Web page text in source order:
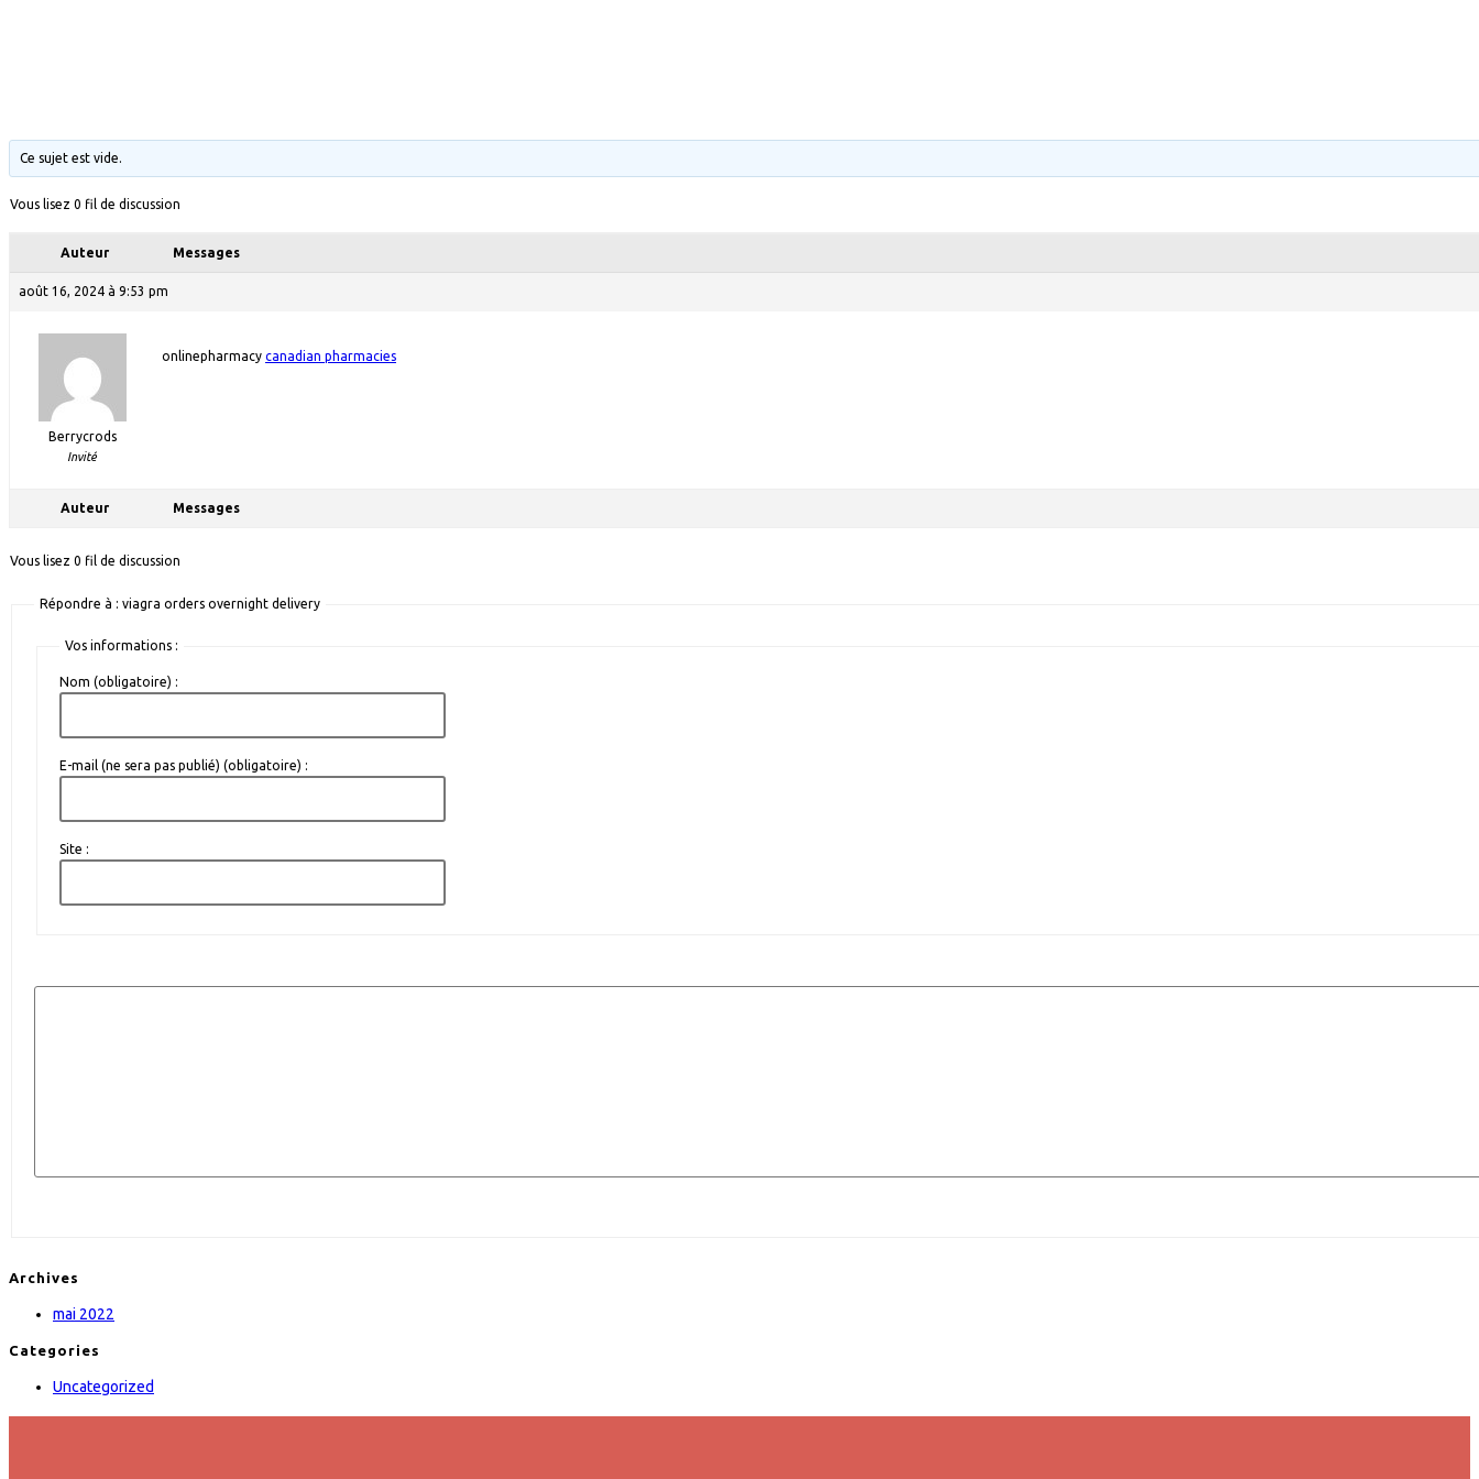
Ce sujet est vide.
Vous lisez 0 fil de discussion
Auteur Messages
août 16, 2024 à 9:53 pm
Berrycrods
Invité
onlinepharmacy canadian pharmacies
Auteur Messages
Vous lisez 0 fil de discussion
Répondre à : viagra orders overnight delivery
Vos informations :
Nom (obligatoire) :
E-mail (ne sera pas publié) (obligatoire) :
Site :
Archives
mai 2022
Categories
Uncategorized